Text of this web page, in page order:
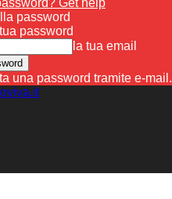
Get help
password
password
la tua email
una password tramite e-mail.